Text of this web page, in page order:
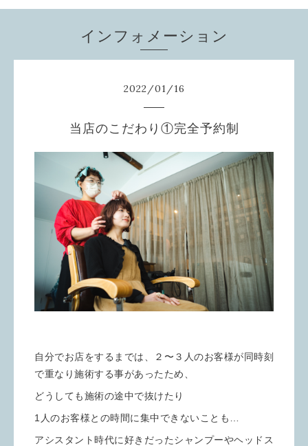
インフォメーション
2022/01/16
当店のこだわり①完全予約制
自分でお店をするまでは、２〜３人のお客様が同時刻
で重なり施術する事があったため、
どうしても施術の途中で抜けたり
1人のお客様との時間に集中できないことも…
アシスタント時代に好きだったシャンプーやヘッドス